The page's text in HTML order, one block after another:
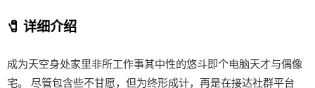
🧷 详细介绍
成为天空身处家里非所工作事其中性的悠斗即个电脑天才与偶像
宅。 尽管包含些不甘愿，但为终形成计，再是在接达社群平台